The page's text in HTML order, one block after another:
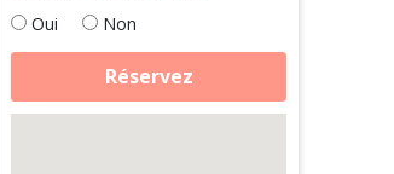
Oui
Non
quantité
de
Réservez